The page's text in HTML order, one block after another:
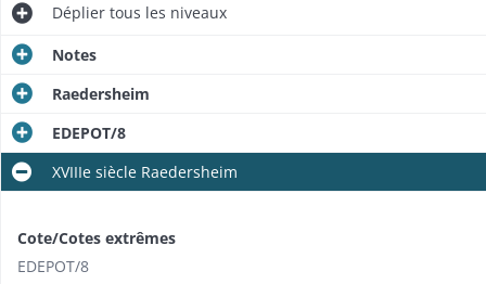
Déplier tous les niveaux
Notes
Raedersheim
EDEPOT/8
XVIIIe siècle Raedersheim
Cote/Cotes extrêmes
EDEPOT/8